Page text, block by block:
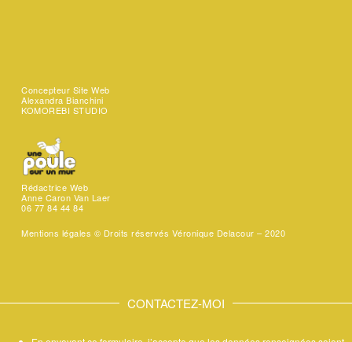
Concepteur Site Web
Alexandra Bianchini
KOMOREBI STUDIO
Rédactrice Web
Anne Caron Van Laer
06 77 84 44 84
Mentions légales © Droits réservés Véronique Delacour – 2020
CONTACTEZ-MOI